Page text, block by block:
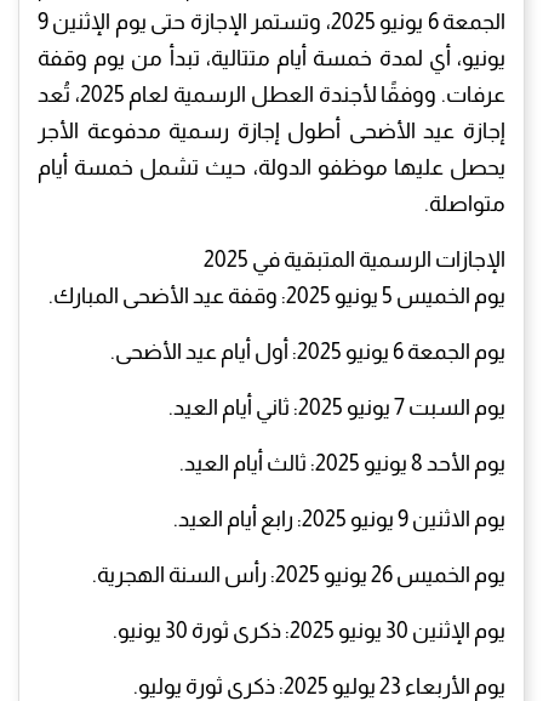
الجمعة 6 يونيو 2025، وتستمر الإجازة حتى يوم الإثنين 9
يونيو، أي لمدة خمسة أيام متتالية، تبدأ من يوم وقفة
عرفات. ووفقًا لأجندة العطل الرسمية لعام 2025، تُعد
إجازة عيد الأضحى أطول إجازة رسمية مدفوعة الأجر
يحصل عليها موظفو الدولة، حيث تشمل خمسة أيام
متواصلة.
الإجازات الرسمية المتبقية في 2025
يوم الخميس 5 يونيو 2025: وقفة عيد الأضحى المبارك.
يوم الجمعة 6 يونيو 2025: أول أيام عيد الأضحى.
يوم السبت 7 يونيو 2025: ثاني أيام العيد.
يوم الأحد 8 يونيو 2025: ثالث أيام العيد.
يوم الاثنين 9 يونيو 2025: رابع أيام العيد.
يوم الخميس 26 يونيو 2025: رأس السنة الهجرية.
يوم الإثنين 30 يونيو 2025: ذكرى ثورة 30 يونيو.
يوم الأربعاء 23 يوليو 2025: ذكرى ثورة يوليو.